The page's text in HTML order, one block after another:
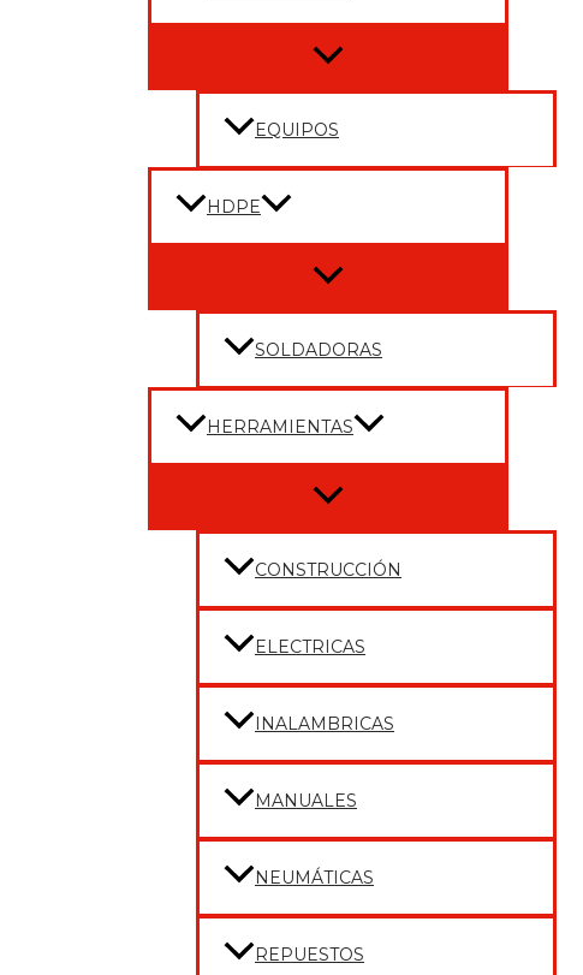
Menu
EQUIPOS
HDPE
Menu
SOLDADORAS
HERRAMIENTAS
Menu
CONSTRUCCIÓN
ELECTRICAS
INALAMBRICAS
MANUALES
NEUMÁTICAS
REPUESTOS